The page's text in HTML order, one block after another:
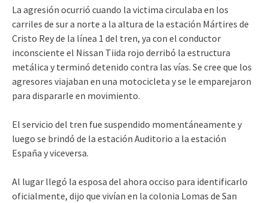
La agresión ocurrió cuando la victima circulaba en los
carriles de sur a norte a la altura de la estación Mártires de
Cristo Rey de la línea 1 del tren, ya con el conductor
inconsciente el Nissan Tiida rojo derribó la estructura
metálica y terminó detenido contra las vías. Se cree que los
agresores viajaban en una motocicleta y se le emparejaron
para dispararle en movimiento.
El servicio del tren fue suspendido momentáneamente y
luego se brindó de la estación Auditorio a la estación
España y viceversa.
Al lugar llegó la esposa del ahora occiso para identificarlo
oficialmente, dijo que vivían en la colonia Lomas de San